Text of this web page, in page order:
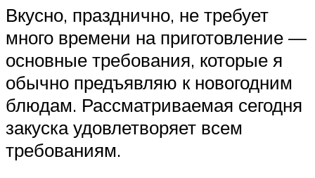
Вкусно, празднично, не требует
много времени на приготовление —
основные требования, которые я
обычно предъявляю к новогодним
блюдам. Рассматриваемая сегодня
закуска удовлетворяет всем
требованиям.